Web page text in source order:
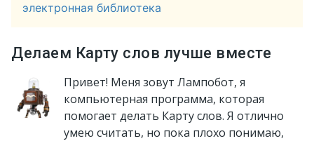
электронная библиотека
Делаем Карту слов лучше вместе
Привет! Меня зовут Лампобот, я
компьютерная программа, которая
помогает делать Карту слов. Я отлично
умею считать, но пока плохо понимаю,